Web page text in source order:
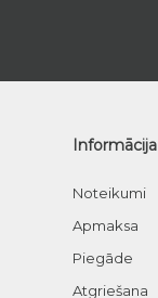
Informācija
Noteikumi
Apmaksa
Piegāde
Atgriešana